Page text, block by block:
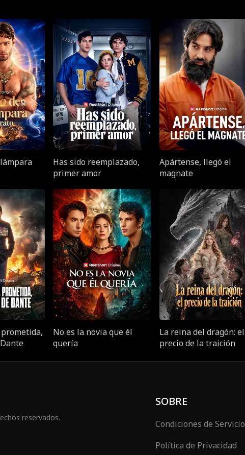
Has sido reemplazado,
primer amor
Apártense, llegó el
magnate
No es la novia que él
quería
La reina del dragón: el
precio de la traición
reservados.
SOBRE
Condiciones de Servicio
Política de Privacidad